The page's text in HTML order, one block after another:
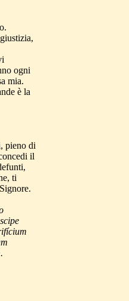
ogni
mia.
è la
pieno di
il
ti